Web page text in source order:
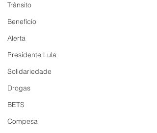
Trânsito
Benefício
Alerta
Presidente Lula
Solidariedade
Drogas
BETS
Compesa